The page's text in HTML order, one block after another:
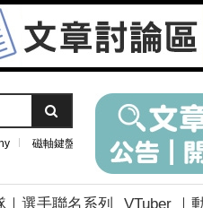
磁軸鍵盤
｜選手聯名系列 VTuber ｜